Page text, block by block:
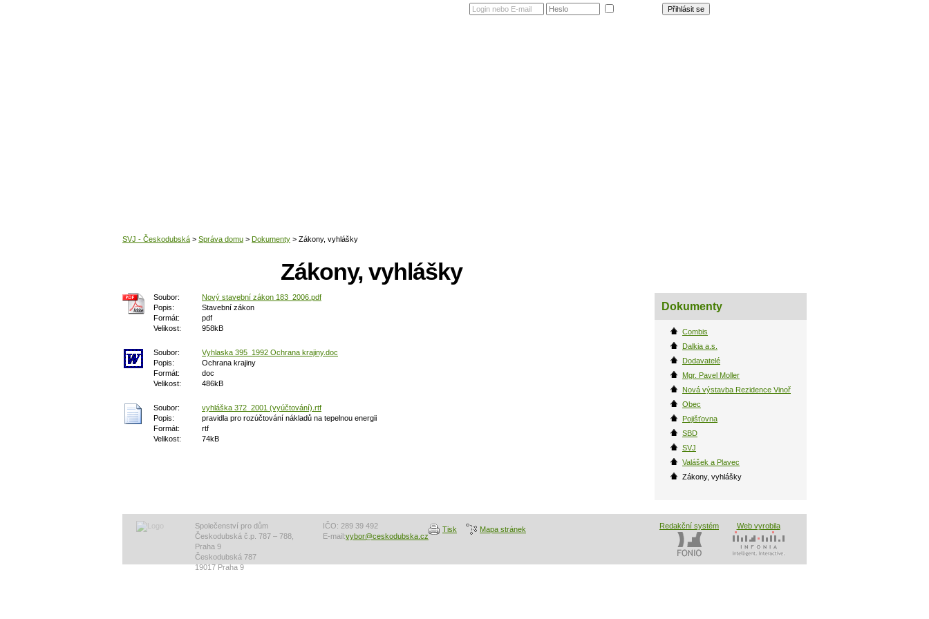
Zákony, vyhlášky
Soubor:
Nový stavební zákon 183_2006.pdf
Popis:
Stavební zákon
Formát:
pdf
Velikost:
958kB
Soubor:
Vyhlaska 395_1992 Ochrana krajiny.doc
Popis:
Ochrana krajiny
Formát:
doc
Velikost:
486kB
Soubor:
vyhláška 372_2001 (vyúčtování).rtf
Popis:
pravidla pro rozúčtování nákladů na tepelnou energii
Formát:
rtf
Velikost:
74kB
Dokumenty
Combis
Dalkia a.s.
Dodavatelé
Mgr. Pavel Moller
Nová výstavba Rezidence Vinoř
Obec
Pojišťovna
SBD
SVJ
Valášek a Plavec
Zákony, vyhlášky
Redakční systém Web vyrobila
Společenství pro dům
Českodubská č.p. 787 – 788,
Praha 9
Českodubská 787
19017 Praha 9
IČO: 289 39 492
E-mail:vybor@ceskodubska.cz
Tisk Mapa stránek